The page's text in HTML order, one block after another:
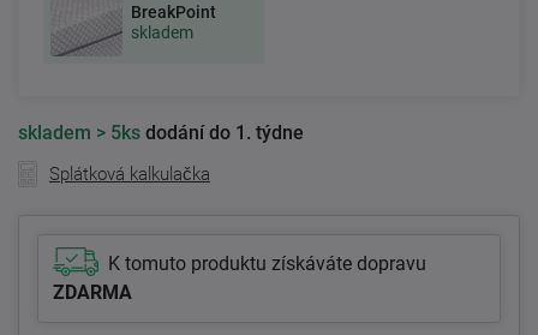
BreakPoint
skladem
skladem > 5ks dodání do 1. týdne
Splátková kalkulačka
K tomuto produktu získáváte dopravu
ZDARMA